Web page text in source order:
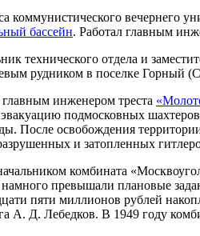
коммунистического вечернего
бассейн. Работал главным
технического отдела и
рудником в поселке Горный
инженером треста
подмосковных
После освобождения
и затопленных
комбината
превышали плановые
пяти миллионов рублей
А. Д. Лебедков. В 1949 году